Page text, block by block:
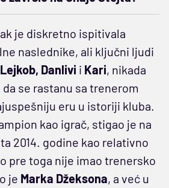
je diskretno ispitivala
naslednike, ali ključni ljudi
Lejkob, Danlivi i Kari, nikada
se rastanu sa trenerom
eru u istoriji kluba.
kao igrač, stigao je na
2014. godine kao relativno
pre toga nije imao trenersko
je Marka Džeksona, a već u